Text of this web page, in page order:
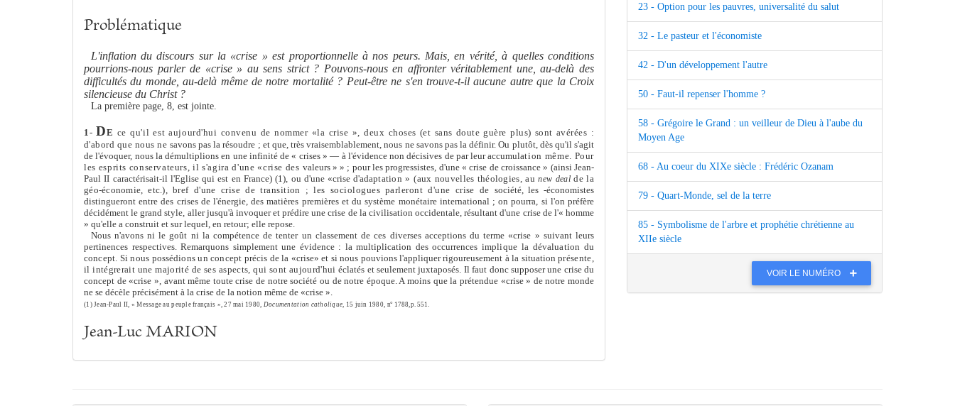
Problématique
L'inflation du discours sur la «crise » est proportionnelle à nos peurs. Mais, en vérité, à quelles conditions
pourrions-nous parler de «crise » au sens strict ? Pouvons-nous en affronter véritablement une, au-delà des
difficultés du monde, au-delà mêmede notre mortalité ? Peut-être ne s'en trouve-t-il aucune autre que la Croix
silencieuse du Christ ?
La première page, 8, est jointe.
1-DE ce qu'il est aujourd'hui convenu de nommer «la crise », deux choses (et sans doute guère plus) sont avérées :
d'abord que nous ne savons pas la résoudre ; et que, très vraisemblablement, nous ne savons pas la définir. Ou plutôt, dès qu'il s'agit
de l'évoquer, nous la démultiplions en une infinité de « crises » — à l'évidence non décisives de par leur accumula­tion même. Pour
les esprits conservateurs, il s'agira d'une «crise des valeurs » » ; pour les progressistes, d'une « crise de croissance » (ainsi Jean-
Paul II caractérisait-il l'Eglise qui est en France) (1), ou d'une «crise d'adap­tation » (aux nouvelles théologies, aunew dealde la
géo-économie, etc.), bref d'une crise de transition ; les sociologues parleront d'une crise de société, les -économistes
distingueront entre des crises de l'énergie, des matières premières et du système monétaire international ; on pourra, si l'on préfère
décidément le grand style, aller jusqu'à invoquer et prédire une crise de la civilisation occidentale, résultant d'une crise de l'« homme
» qu'elle a construit et sur lequel, en retour; elle repose.
Nous n'avons ni le goût ni la compétence de tenter un classement de ces diverses acceptions du terme «crise » suivant leurs
pertinences respectives. Remarquons simplement une évidence : la multiplication des occurrences implique la dévaluation du
concept. Si nous possédions un concept précisde la «crise» et si nous pouvions l'appliquer rigoureusement à la situation présente,
il intégrerait une majorité de ses aspects, qui sont aujourd'huiéclatés et seulement juxtaposés. Il faut donc supposer une crise du
concept de «crise », avant même toute crise de notre société ou de notre époque. A moins que la prétendue «crise » de notre monde
ne se décèle précisément à la crise de la notion même de «crise ».
(1) Jean-Paul II, « Message au peuple français », 27 mai 1980, Documentation catholique, 15 juin 1980, n° 1788, p. 551.
Jean-Luc MARION
23 - Option pour les pauvres, universalité du salut
32 - Le pasteur et l'économiste
42 - D'un développement l'autre
50 - Faut-il repenser l'homme ?
58 - Grégoire le Grand : un veilleur de Dieu à l'aube du
Moyen Age
68 - Au coeur du XIXe siècle : Frédéric Ozanam
79 - Quart-Monde, sel de la terre
85 - Symbolisme de l'arbre et prophétie chrétienne au
XIIe siècle
VOIR LE NUMÉRO